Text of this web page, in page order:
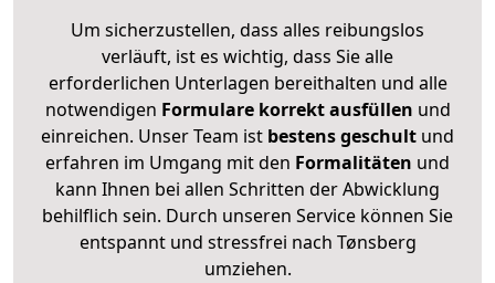
Um sicherzustellen, dass alles reibungslos
verläuft, ist es wichtig, dass Sie alle
erforderlichen Unterlagen bereithalten und alle
notwendigen Formulare korrekt ausfüllen und
einreichen. Unser Team ist bestens geschult und
erfahren im Umgang mit den Formalitäten und
kann Ihnen bei allen Schritten der Abwicklung
behilflich sein. Durch unseren Service können Sie
entspannt und stressfrei nach Tønsberg
umziehen.